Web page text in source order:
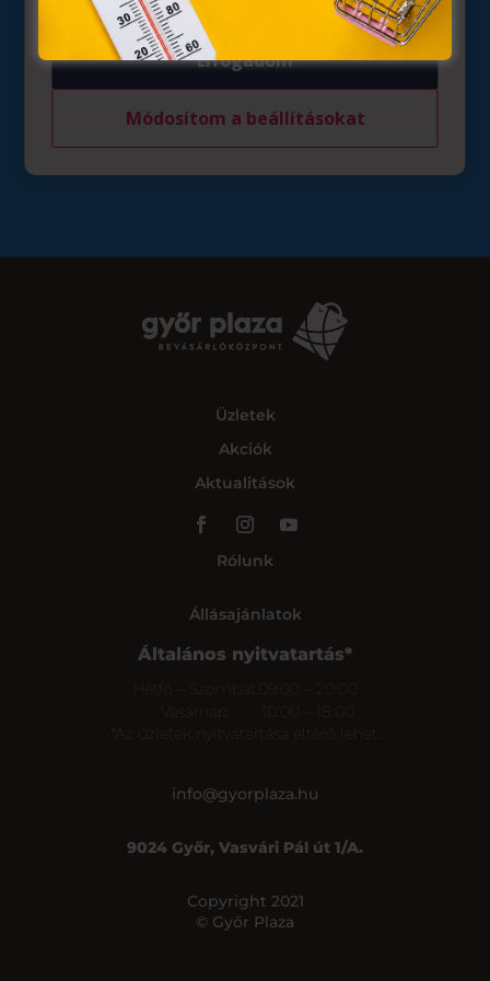
a kapcsolatot a nyereményátvétel részleteveivel
Üzletek
Akciók
Aktualitások
Rólunk
Állásajánlatok
Általános nyitvatartás*
*Az üzletek nyitvatartása eltérő lehet.
info@gyorplaza.hu
9024 Győr, Vasvári Pál út 1/A.
Copyright 2021
© Győr Plaza
Elfogadom
Módosítom a beállításokat